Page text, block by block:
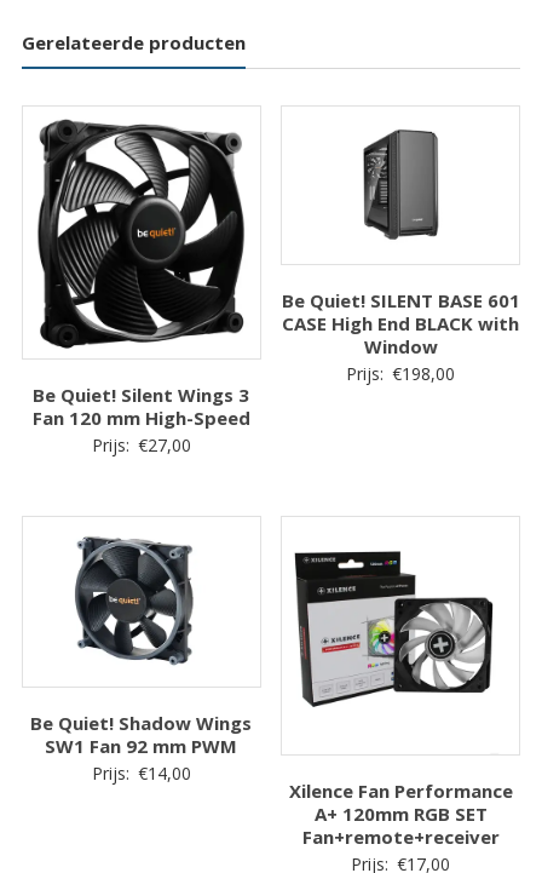
Gerelateerde producten
Be Quiet! Silent Wings 3
Fan 120 mm High-Speed
Prijs: €27,00
Be Quiet! SILENT BASE 601
CASE High End BLACK with
Window
Prijs: €198,00
Be Quiet! Shadow Wings
SW1 Fan 92 mm PWM
Prijs: €14,00
Xilence Fan Performance
A+ 120mm RGB SET
Fan+remote+receiver
Prijs: €17,00